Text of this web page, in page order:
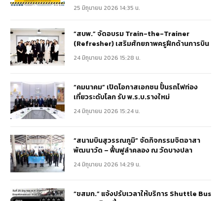
25 มิถุนายน 2026 14:35 น.
“สบพ.” จัดอบรม Train-the-Trainer
(Refresher) เสริมศักยภาพครูฝึกด้านการบิน
24 มิถุนายน 2026 15:28 น.
“คมนาคม” เปิดโอกาสเอกชน ปั้นรถไฟท่อง
เที่ยวระดับโลก รับ พ.ร.บ.รางใหม่
24 มิถุนายน 2026 15:24 น.
“สนามบินสุวรรณภูมิ” จัดกิจกรรมจิตอาสา
พัฒนาวัด – ฟื้นฟูลำคลอง ณ วัดบางปลา
24 มิถุนายน 2026 14:29 น.
“ขสมก.” แจ้งปรับเวลาให้บริการ Shuttle Bus